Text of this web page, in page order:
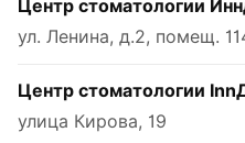
Центр стоматологии
ул. Ленина, д.2, помещ.
Центр стоматологии
улица Кирова, 19